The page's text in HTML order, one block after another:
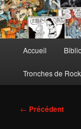
principal
Accueil
Tronches de Rock
Navigation
← Précédent